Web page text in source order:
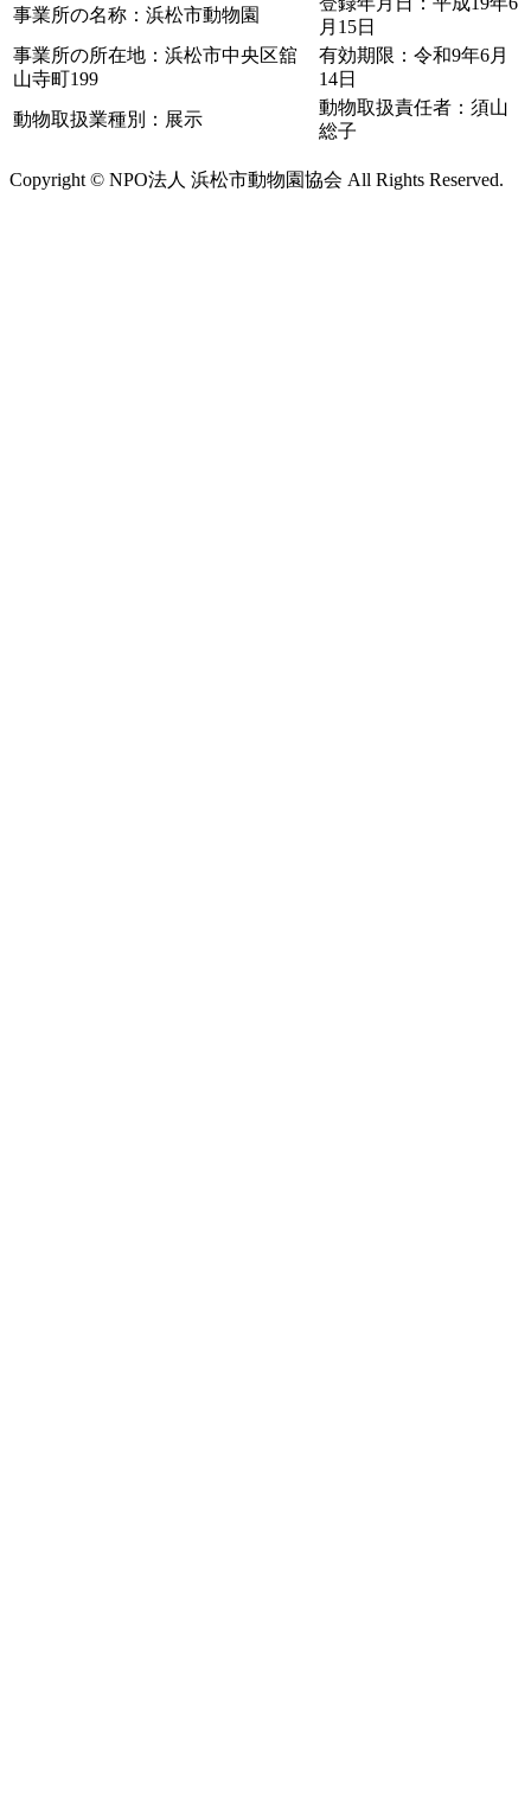
事業所の名称：浜松市動物園
月15日
事業所の所在地：浜松市中央区舘
山寺町199
有効期限：令和9年6月
14日
動物取扱業種別：展示
動物取扱責任者：須山
総子
Copyright © NPO法人 浜松市動物園協会 All Rights Reserved.